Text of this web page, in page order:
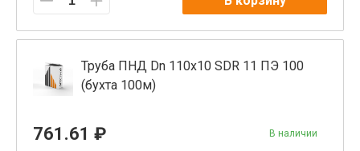
Труба ПНД Dn 110x10 SDR 11 ПЭ 100
(бухта 100м)
761.61 ₽ В наличии